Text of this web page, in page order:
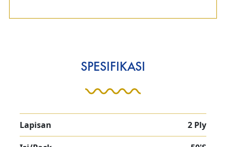
SPESIFIKASI
Lapisan 2 Ply